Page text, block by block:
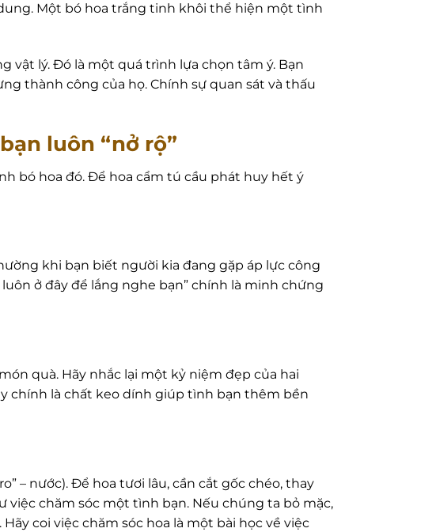
Một bó hoa trắng tinh khôi thể hiện một tình
vật lý. Đó là một quá trình lựa chọn tâm ý. Bạn
thành công của họ. Chính sự quan sát và thấu
luôn “nở rộ”
bó hoa đó. Để hoa cẩm tú cầu phát huy hết ý
khi bạn biết người kia đang gặp áp lực công
ở đây để lắng nghe bạn” chính là minh chứng
quà. Hãy nhắc lại một kỷ niệm đẹp của hai
chính là chất keo dính giúp tình bạn thêm bền
– nước). Để hoa tươi lâu, cần cắt gốc chéo, thay
chăm sóc một tình bạn. Nếu chúng ta bỏ mặc,
coi việc chăm sóc hoa là một bài học về việc